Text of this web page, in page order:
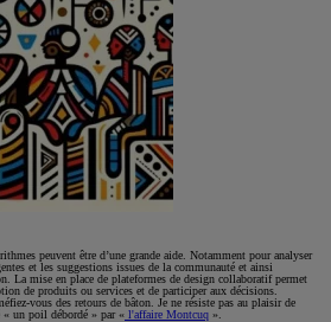
peuvent être d’une grande aide. Notamment pour analyser
et les suggestions issues de la communauté et ainsi
La mise en place de plateformes de design collaboratif permet
de produits ou services et de participer aux décisions.
vous des retours de bâton. Je ne résiste pas au plaisir de
« un poil débordé » par « l'affaire Montcuq ».